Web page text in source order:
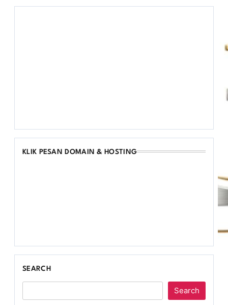
KLIK PESAN DOMAIN & HOSTING
SEARCH
Search